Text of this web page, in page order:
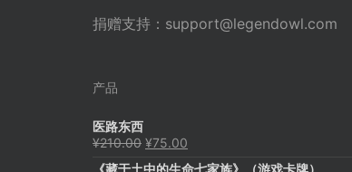
捐赠支持： support@legendowl.com
产品
医路东西
¥210.00 原
¥75.00